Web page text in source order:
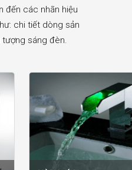
đến các nhãn hiệu
chi tiết dòng sản
sáng đèn.​